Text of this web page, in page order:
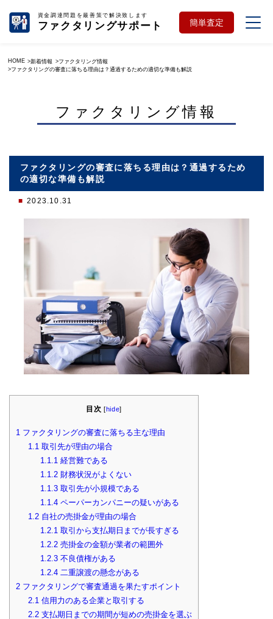
資金調達問題を最善策で解決致します
ファクタリングサポート 簡単査定
HOME 新着情報
ファクタリング情報
ファクタリングの審査に落ちる理由は？通過するための適切な準備も解説
ファクタリング情報
ファクタリングの審査に落ちる理由は？通過するため
の適切な準備も解説
2023.10.31
目次 [hide]
1 ファクタリングの審査に落ちる主な理由
1.1 取引先が理由の場合
1.1.1 経営難である
1.1.2財務状況がよくない
1.1.3取引先が小規模である
1.1.4ペーパーカンパニーの疑いがある
1.2自社の売掛金が理由の場合
1.2.1 取引から支払期日までが長すぎる
1.2.2売掛金の金額が業者の範囲外
1.2.3不良債権がある
1.2.4二重譲渡の懸念がある
2 ファクタリングで審査通過を果たすポイント
2.1 信用力のある企業と取引する
2.2支払期日までの期間が短めの売掛金を選ぶ